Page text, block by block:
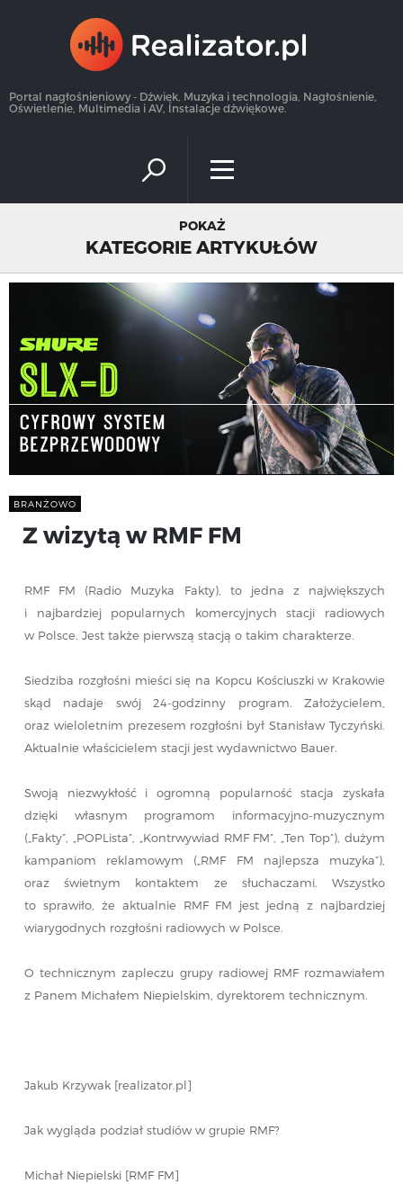
Portal nagłośnieniowy - Dźwięk, Muzyka i technologia, Nagłośnienie,
Oświetlenie, Multimedia i AV, Instalacje dźwiękowe.
POKAŻ
KATEGORIE ARTYKUŁÓW
BRANŻOWO
Z wizytą w RMF FM
RMF FM (Radio Muzyka Fakty), to jedna z największych
i najbardziej popularnych komercyjnych stacji radiowych
w Polsce. Jest także pierwszą stacją o takim charakterze.
Siedziba rozgłośni mieści się na Kopcu Kościuszki w Krakowie
skąd nadaje swój 24-godzinny program. Założycielem,
oraz wieloletnim prezesem rozgłośni był Stanisław Tyczyński.
Aktualnie właścicielem stacji jest wydawnictwo Bauer.
Swoją niezwykłość i ogromną popularność stacja zyskała
dzięki własnym programom informacyjno-muzycznym
(„Fakty”, „POPLista”, „Kontrwywiad RMF FM”, „Ten Top”), dużym
kampaniom reklamowym („RMF FM najlepsza muzyka”),
oraz świetnym kontaktem ze słuchaczami. Wszystko
to sprawiło, że aktualnie RMF FM jest jedną z najbardziej
wiarygodnych rozgłośni radiowych w Polsce.
O technicznym zapleczu grupy radiowej RMF rozmawiałem
z Panem Michałem Niepielskim, dyrektorem technicznym.
Jakub Krzywak [realizator.pl]
Jak wygląda podział studiów w grupie RMF?
Michał Niepielski [RMF FM]